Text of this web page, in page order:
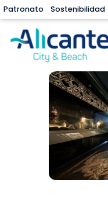
Patronato Sostenibilidad